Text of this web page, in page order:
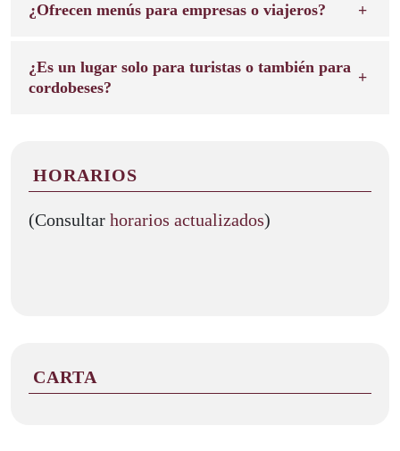
¿Ofrecen menús para empresas o viajeros?
¿Es un lugar solo para turistas o también para
cordobeses?
HORARIOS
(Consultar horarios actualizados)
CARTA